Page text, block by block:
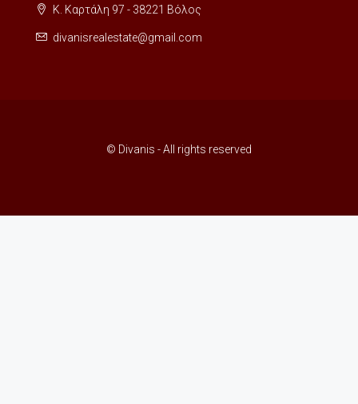
Κ. Καρτάλη 97 - 38221 Βόλος
divanisrealestate@gmail.com
© Divanis - All rights reserved